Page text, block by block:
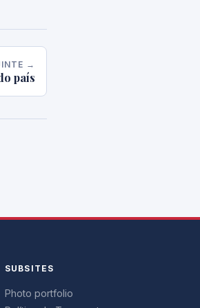
→
país
SUBSITES
Photo portfolio